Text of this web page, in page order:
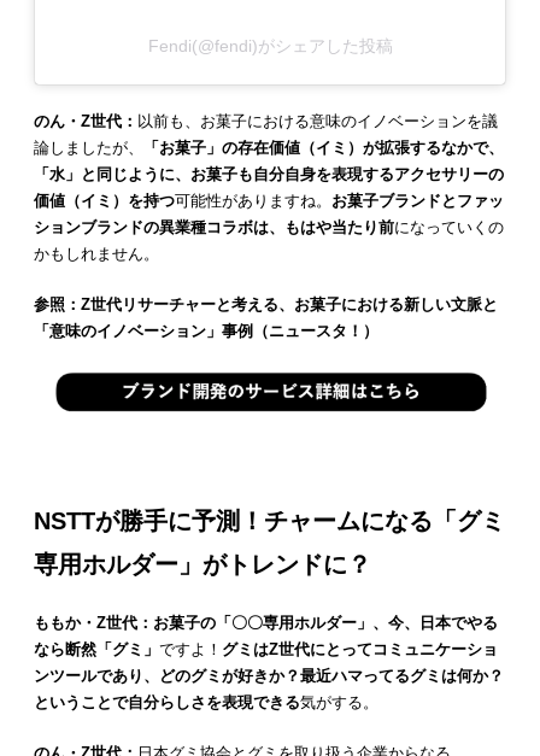
Fendi(@fendi)がシェアした投稿
のん・Z世代： 以前も、お菓子における意味のイノベーションを議
論しましたが、
「お菓子」の存在価値（イミ）が拡張するなかで、
「水」と同じように、お菓子も自分自身を表現するアクセサリーの
価値（イミ）を持つ可能性がありますね。 お菓子ブランドとファッ
ションブランドの異業種コラボは、もはや当たり前になっていくの
かもしれません。
参照：Z世代リサーチャーと考える、お菓子における新しい文脈と
「意味のイノベーション」事例（ニュースタ！）
NSTTが勝手に予測！チャームになる「グミ
専用ホルダー」がトレンドに？
ももか・Z世代：お菓子の「〇〇専用ホルダー」、今、日本でやる
なら断然「グミ」 ですよ！ グミはZ世代にとってコミュニケーショ
ンツールであり、どのグミが好きか？最近ハマってるグミは何か？
ということで自分らしさを表現できる気がする。